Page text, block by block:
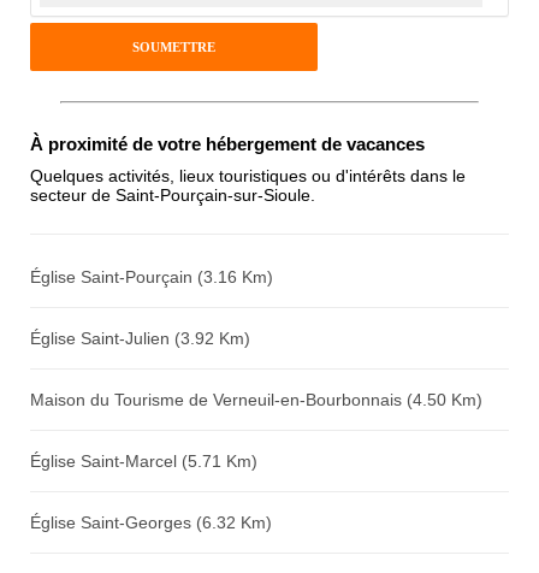
Pseudo :
À proximité de votre hébergement de vacances
Quelques activités, lieux touristiques ou d'intérêts dans le
secteur de Saint-Pourçain-sur-Sioule.
Église Saint-Pourçain (3.16 Km)
Église Saint-Julien (3.92 Km)
Maison du Tourisme de Verneuil-en-Bourbonnais (4.50 Km)
Église Saint-Marcel (5.71 Km)
Église Saint-Georges (6.32 Km)